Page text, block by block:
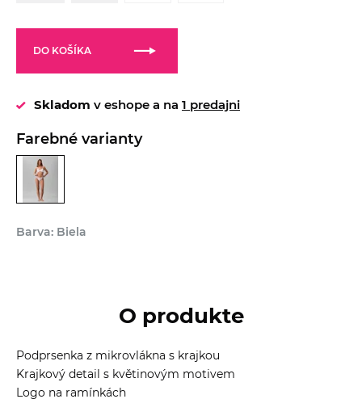
DO KOŠÍKA
Skladom v eshope a na 1 predajni
Farebné varianty
Barva: Biela
O produkte
Podprsenka z mikrovlákna s krajkou
Krajkový detail s květinovým motivem
Logo na ramínkách